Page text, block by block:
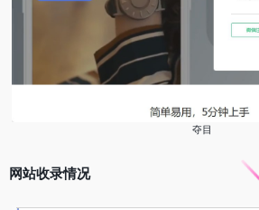
夺目
网站收录情况